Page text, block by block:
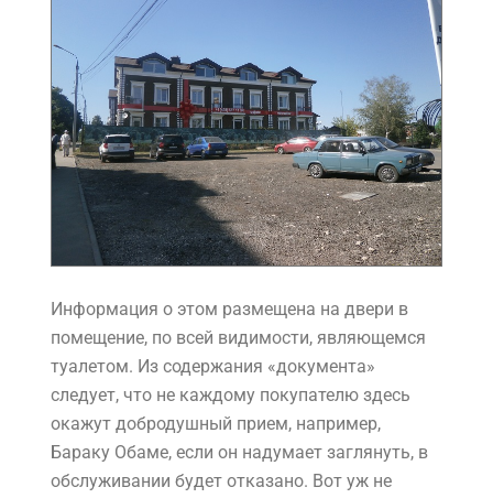
Информация о этом размещена на двери в
помещение, по всей видимости, являющемся
туалетом. Из содержания «документа»
следует, что не каждому покупателю здесь
окажут добродушный прием, например,
Бараку Обаме, если он надумает заглянуть, в
обслуживании будет отказано. Вот уж не